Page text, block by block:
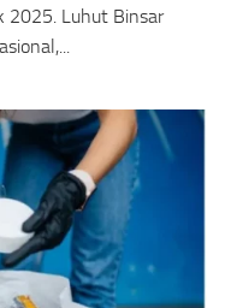
2025. Luhut Binsar